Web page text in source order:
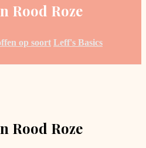
Rood Roze
op soort Leff's Basics
Rood Roze